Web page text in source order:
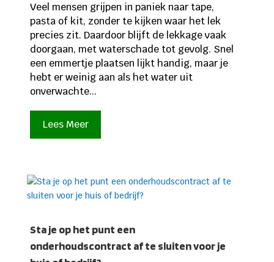
Veel mensen grijpen in paniek naar tape,
pasta of kit, zonder te kijken waar het lek
precies zit. Daardoor blijft de lekkage vaak
doorgaan, met waterschade tot gevolg. Snel
een emmertje plaatsen lijkt handig, maar je
hebt er weinig aan als het water uit
onverwachte...
Lees Meer
Sta je op het punt een
onderhoudscontract af te sluiten voor je